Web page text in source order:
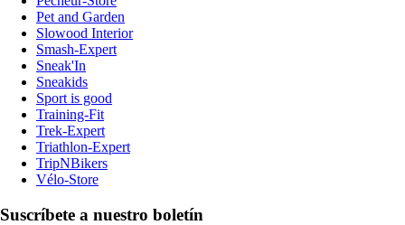
Pet and Garden
Slowood Interior
Smash-Expert
Sneak'In
Sneakids
Sport is good
Training-Fit
Trek-Expert
Triathlon-Expert
TripNBikers
Vélo-Store
Suscríbete a nuestro boletín